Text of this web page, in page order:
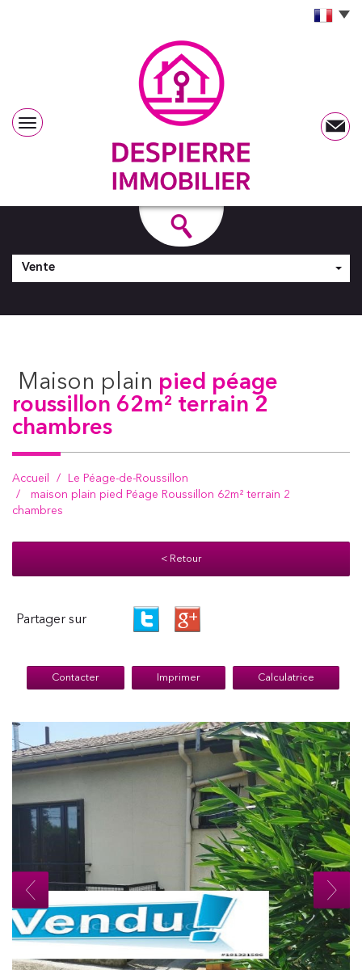
Vente
maison plain pied péage
roussillon 62m² terrain 2
chambres
Accueil
Le Péage-de-Roussillon
maison plain pied Péage Roussillon 62m² terrain 2
chambres
< Retour
Partager sur
Contacter Imprimer Calculatrice